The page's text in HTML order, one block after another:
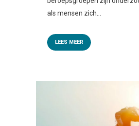
als mensen zich...
LEES MEER